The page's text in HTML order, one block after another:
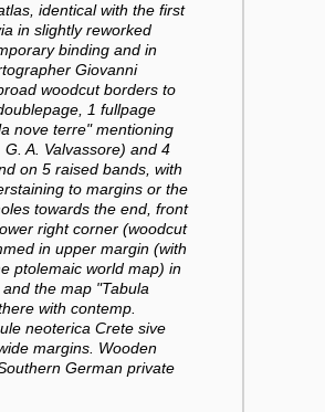
identical with the first
in slightly reworked
binding and in
Giovanni
woodcut borders to
1 fullpage
nove terre" mentioning
A. Valvassore) and 4
on 5 raised bands, with
to margins or the
towards the end, front
right corner (woodcut
in upper margin (with
ptolemaic world map) in
the map "Tabula
with contemp.
neoterica Crete sive
margins. Wooden
German private